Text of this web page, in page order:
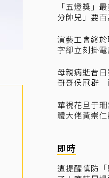
「五燈獎」
分帥兒」要
演藝工會終
字卻立刻掛
母親病逝昔
哥哥侯冠群
華視花旦于
體大佬黃崇
即時
遭提醒慎防